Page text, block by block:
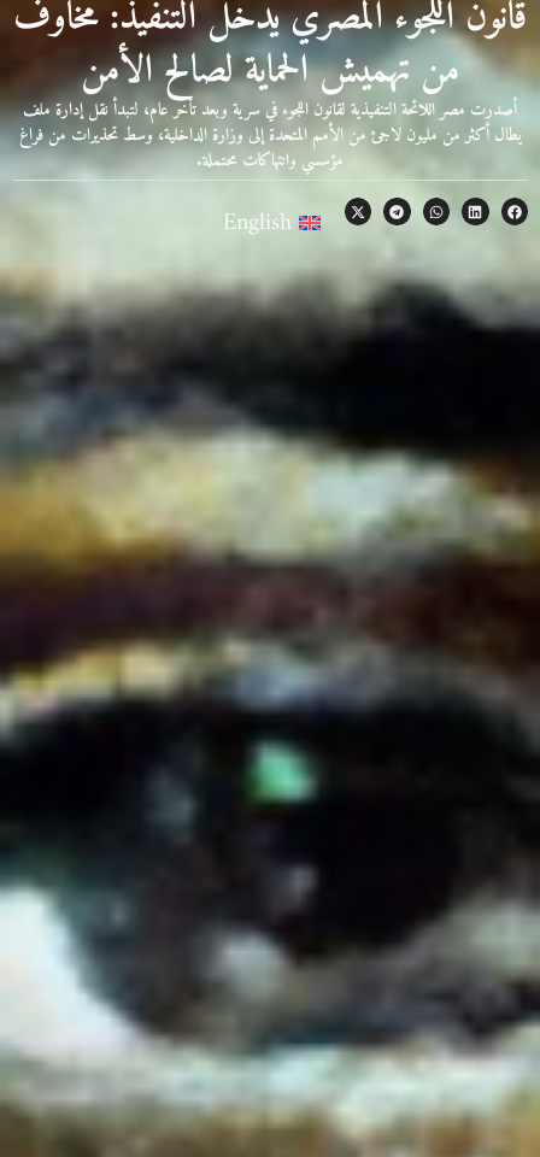
قانون اللجوء المصري يدخل التنفيذ: مخاوف
من تهميش الحماية لصالح الأمن
أصدرت مصر اللائحة التنفيذية لقانون اللجوء في سرية وبعد تأخر عام، لتبدأ نقل إدارة ملف
يطال أكثر من مليون لاجئ من الأمم المتحدة إلى وزارة الداخلية، وسط تحذيرات من فراغ
مؤسسي وانتهاكات محتملة.
English